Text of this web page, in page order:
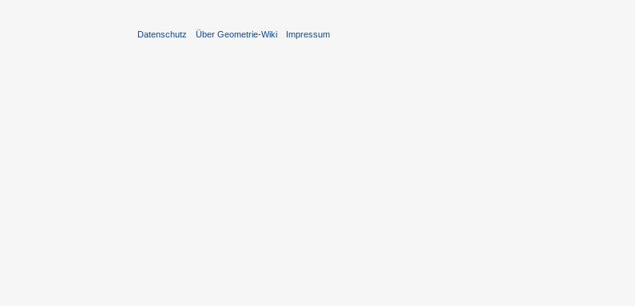
Datenschutz Über Geometrie-Wiki Impressum